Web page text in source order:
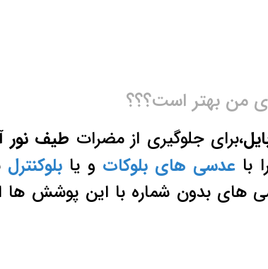
من بهتر است؟؟؟
،برای جلوگیری از مضرات طیف نور
با عدسی های بلوکات و یا بلوکنترل
بدون شماره با این پوشش ها